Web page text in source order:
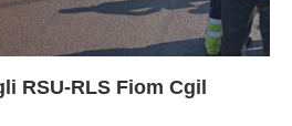
RSU-RLS Fiom Cgil